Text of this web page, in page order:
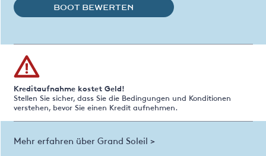
BOOT BEWERTEN
Kreditaufnahme kostet Geld!
Stellen Sie sicher, dass Sie die Bedingungen und Konditionen
verstehen, bevor Sie einen Kredit aufnehmen.
Mehr erfahren über Grand Soleil >